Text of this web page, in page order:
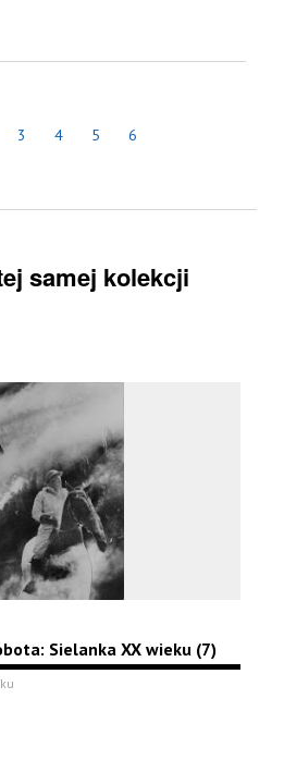
3 4 5 6
samej kolekcji
Sielanka XX wieku (7)